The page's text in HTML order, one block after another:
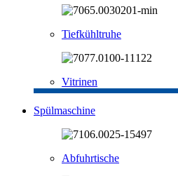
Tiefkühltruhe
Vitrinen
Spülmaschine
Abfuhrtische